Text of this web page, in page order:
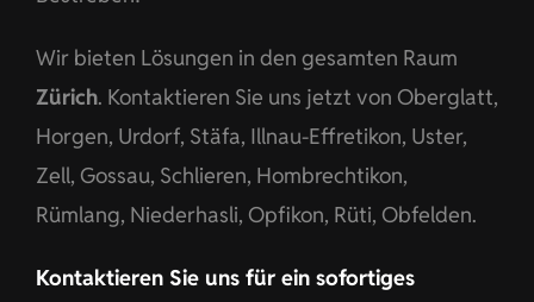
Wir bieten Lösungen in den gesamten Raum
Zürich. Kontaktieren Sie uns jetzt von Oberglatt,
Horgen, Urdorf, Stäfa, Illnau-Effretikon, Uster,
Zell, Gossau, Schlieren, Hombrechtikon,
Rümlang, Niederhasli, Opfikon, Rüti, Obfelden.
Kontaktieren Sie uns für ein sofortiges